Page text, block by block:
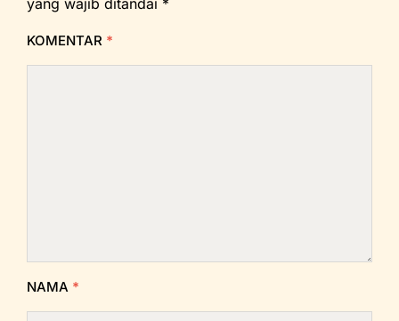
yang wajib ditandai *
KOMENTAR *
NAMA *